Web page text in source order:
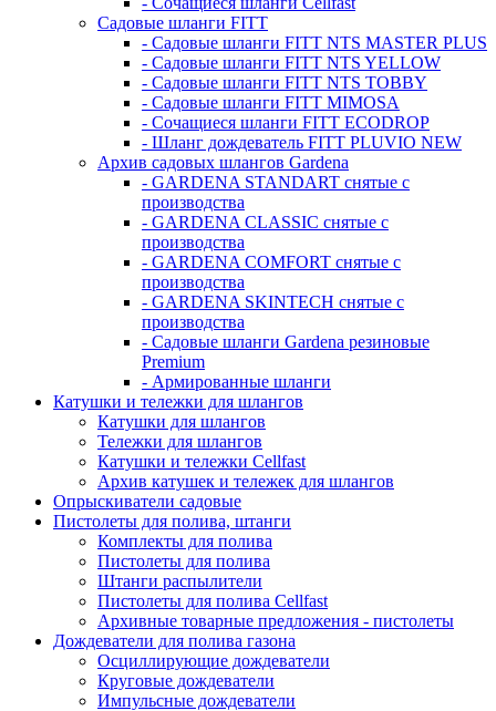
Садовые шланги FITT
- Садовые шланги FITT NTS MASTER PLUS
- Садовые шланги FITT NTS YELLOW
- Садовые шланги FITT NTS TOBBY
- Садовые шланги FITT MIMOSA
- Сочащиеся шланги FITT ECODROP
- Шланг дождеватель FITT PLUVIO NEW
Архив садовых шлангов Gardena
- GARDENA STANDART снятые с
производства
- GARDENA CLASSIC снятые с
производства
- GARDENA COMFORT снятые с
производства
- GARDENA SKINTECH снятые с
производства
- Садовые шланги Gardena резиновые
Premium
- Армированные шланги
Катушки и тележки для шлангов
Катушки для шлангов
Тележки для шлангов
Катушки и тележки Cellfast
Архив катушек и тележек для шлангов
Опрыскиватели садовые
Пистолеты для полива, штанги
Комплекты для полива
Пистолеты для полива
Штанги распылители
Пистолеты для полива Cellfast
Архивные товарные предложения - пистолеты
Дождеватели для полива газона
Осциллирующие дождеватели
Круговые дождеватели
Импульсные дождеватели